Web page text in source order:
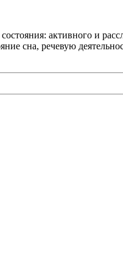
активного и
сна, речевую